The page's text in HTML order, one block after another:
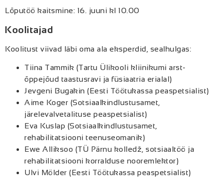
Lõputöö kaitsmine: 16. juuni kl 10.00
Koolitajad
Koolitust viivad läbi oma ala eksperdid, sealhulgas:
Tiina Tammik (Tartu Ülikooli kliinikumi arst-
õppejõud taastusravi ja füsiaatria erialal)
Jevgeni Bugakin (Eesti Töötukassa peaspetsialist)
Aime Koger (Sotsiaalkindlustusamet,
järelevalvetalituse peaspetsialist)
Eva Kuslap (Sotsiaalkindlustusamet,
rehabilitatsiooni teenuseomanik)
Ewe Alliksoo (TÜ Pärnu kolledž, sotsiaaltöö ja
rehabilitatsiooni korralduse nooremlektor)
Ulvi Mölder (Eesti Töötukassa peaspetsialist)